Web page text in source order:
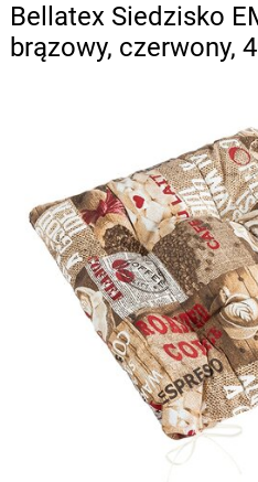
Bellatex Siedzisko
brązowy, czerwony,